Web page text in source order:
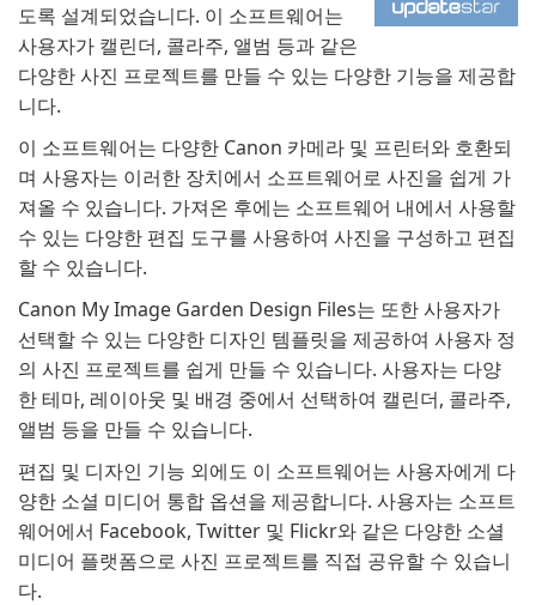
도록 설계되었습니다. 이 소프트웨어는
사용자가 캘린더, 콜라주, 앨범 등과 같은
다양한 사진 프로젝트를 만들 수 있는 다양한 기능을 제공합
니다.
이 소프트웨어는 다양한 Canon 카메라 및 프린터와 호환되
며 사용자는 이러한 장치에서 소프트웨어로 사진을 쉽게 가
져올 수 있습니다. 가져온 후에는 소프트웨어 내에서 사용할
수 있는 다양한 편집 도구를 사용하여 사진을 구성하고 편집
할 수 있습니다.
Canon My Image Garden Design Files는 또한 사용자가
선택할 수 있는 다양한 디자인 템플릿을 제공하여 사용자 정
의 사진 프로젝트를 쉽게 만들 수 있습니다. 사용자는 다양
한 테마, 레이아웃 및 배경 중에서 선택하여 캘린더, 콜라주,
앨범 등을 만들 수 있습니다.
편집 및 디자인 기능 외에도 이 소프트웨어는 사용자에게 다
양한 소셜 미디어 통합 옵션을 제공합니다. 사용자는 소프트
웨어에서 Facebook, Twitter 및 Flickr와 같은 다양한 소셜
미디어 플랫폼으로 사진 프로젝트를 직접 공유할 수 있습니
다.